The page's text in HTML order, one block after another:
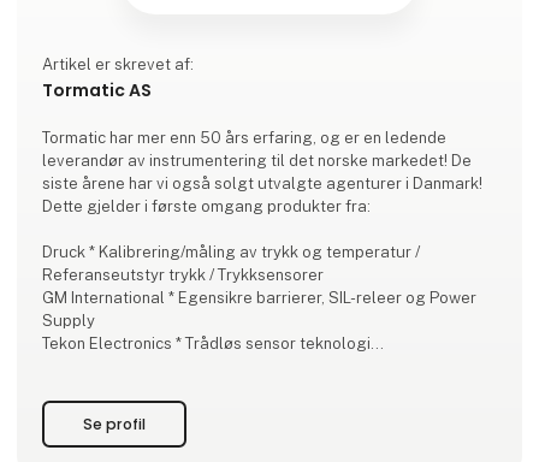
Artikel er skrevet af:
Tormatic AS
Tormatic har mer enn 50 års erfaring, og er en ledende
leverandør av instrumentering til det norske markedet! De
siste årene har vi også solgt utvalgte agenturer i Danmark!
Dette gjelder i første omgang produkter fra:
Druck * Kalibrering/måling av trykk og temperatur /
Referanseutstyr trykk / Trykksensorer
GM International * Egensikre barrierer, SIL-releer og Power
Supply
Tekon Electronics * Trådløs sensor teknologi
Ere Wireless * Radiokommunikasjonsprodukter
MG * Signalomformere, Remot
Se profil